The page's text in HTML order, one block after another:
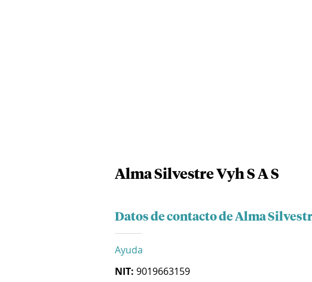
Alma Silvestre Vyh S A S
Datos de contacto de Alma
Ayuda
NIT: 9019663159